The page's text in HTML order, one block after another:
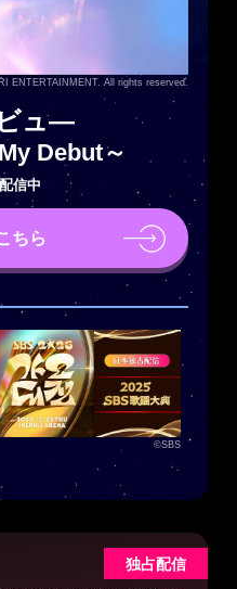
ENTERTAINMENT. All rights reserved.
ュ―
Debut～
信中
ちら
©SBS
独占配信